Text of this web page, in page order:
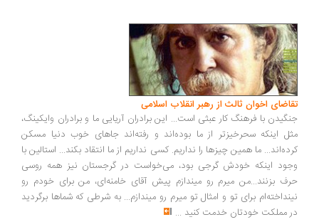
اخوان ثالث از رهبر انقلاب اسلامی
با فرهنگ کار عبثی است... این برادران آریایی ما و برادران وایکینگ،
اینکه سحرخیزتر از ما بوده‌اند و رفته‌اند جاهای خوب دنیا مسکن
ما همین چیزها را نداریم. کسی نداریم از ما انتقاد بکند... استالین با
اینکه خودش گرجی بود، می‌خواست در گرجستان نیز همه روسی
بزنند...من میرم رو میندازم پیش آقای خامنه‌ای، من برای خودم رو
برای تو و امثال تو میرم رو میندازم... به شرطی که شماها برگردید
مملکت خودتان خدمت کنید...